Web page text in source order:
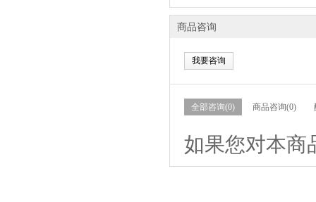
商品咨询
我要咨询
全部咨询(0) 商品咨询(0)
如果您对本商